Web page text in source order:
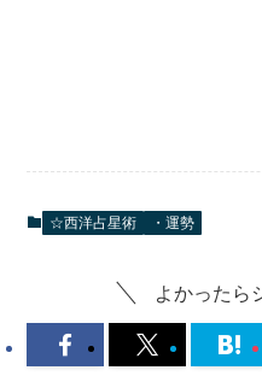
☆西洋占星術 ・運勢
よかったら